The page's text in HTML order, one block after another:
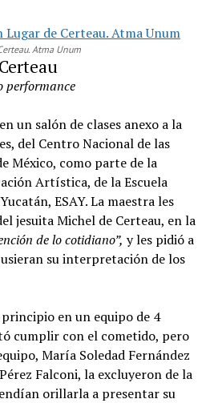
Atma Unum
performance
un salón de clases anexo a la
del Centro Nacional de las
México, como parte de la
Artística, de la Escuela
ESAY. La maestra les
jesuita Michel de Certeau, en la
de lo cotidiano”, y les pidió a
su interpretación de los
en un equipo de 4
cumplir con el cometido, pero
María Soledad Fernández
Falconi, la excluyeron de la
orillarla a presentar su